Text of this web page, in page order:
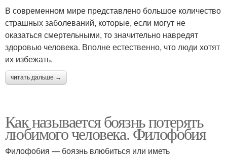
В современном мире представлено большое количество
страшных заболеваний, которые, если могут не
оказаться смертельными, то значительно навредят
здоровью человека. Вполне естественно, что люди хотят
их избежать.
читать дальше →
Как называется боязнь потерять
любимого человека. Филофобия
Филофобия — боязнь влюбиться или иметь